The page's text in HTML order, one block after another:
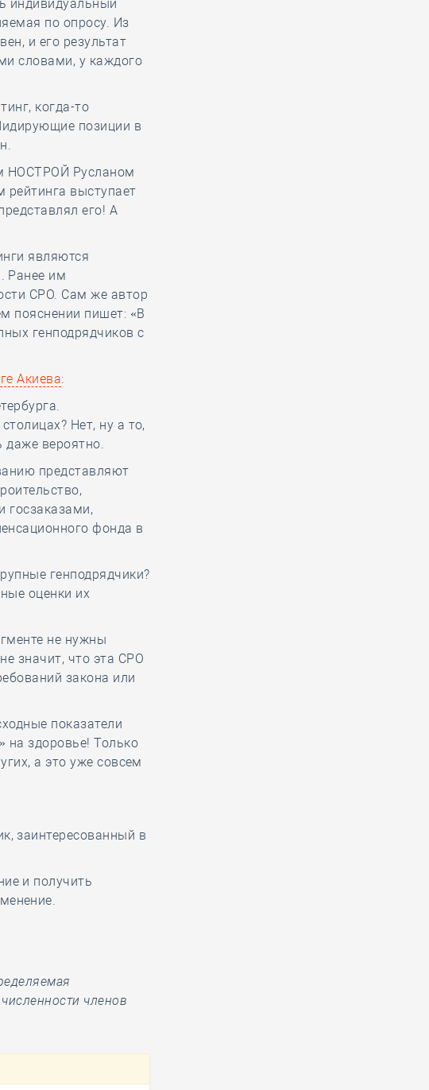
индивидуальный
по опросу. Из
и его результат
словами, у каждого
когда-то
позиции в
НОСТРОЙ Русланом
выступает
его! А
являются
Ранее им
СРО. Сам же автор
пояснении пишет: «В
генподрядчиков с
Акиева:
Нет, ну а то,
даже вероятно.
представляют
госзаказами,
фонда в
генподрядчики?
оценки их
не нужны
значит, что эта СРО
закона или
показатели
на здоровье! Только
а это уже совсем
заинтересованный в
и получить
членов